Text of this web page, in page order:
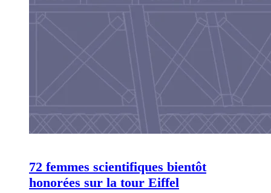
72 femmes scientifiques bientôt
honorées sur la tour Eiffel